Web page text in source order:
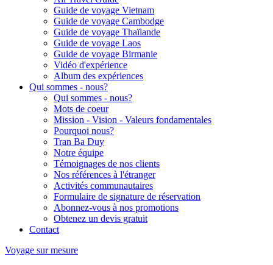
Guide de voyage Vietnam
Guide de voyage Cambodge
Guide de voyage Thaïlande
Guide de voyage Laos
Guide de voyage Birmanie
Vidéo d'expérience
Album des expériences
Qui sommes - nous?
Qui sommes - nous?
Mots de coeur
Mission - Vision - Valeurs fondamentales
Pourquoi nous?
Tran Ba Duy
Notre équipe
Témoignages de nos clients
Nos références à l'étranger
Activités communautaires
Formulaire de signature de réservation
Abonnez-vous à nos promotions
Obtenez un devis gratuit
Contact
Voyage sur mesure